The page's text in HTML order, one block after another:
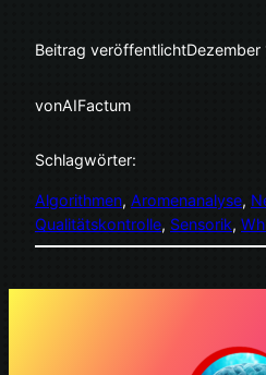
Beitrag veröffentlicht
vonAIFactum
Schlagwörter:
Algorithmen, Aromenanalyse,
Qualitätskontrolle, Sensorik,